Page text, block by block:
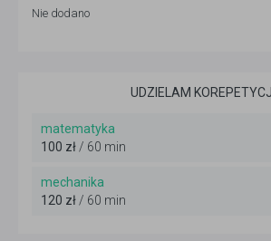
Nie dodano
UDZIELAM KOREPETYCJI
matematyka
100 zł/ 60 min
mechanika
120 zł/ 60 min